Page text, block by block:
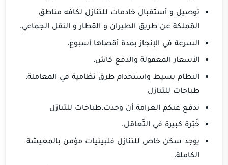
توصيل و أستقبال خادمات للتنازل لكافه مناطق
المّملكة عن طريق الطيران و القطار و النقل الجماعي.
السرعة في الإنجاز بمدة أقصاها أسبوع.
الأسعار المعقولة والدفع كاش.
النظام بسيط واستخدام طرق نظامية في المعاملة.
طباخات للتنازل
ندفع عنكم الغرامة أن وجدت.طباخات للتنازل
خّبّرة كبيرة في التّعامّل.
يوجد سكن خاص للتنازل فلبينيات مؤمن بالمعيشة
الكاملة.